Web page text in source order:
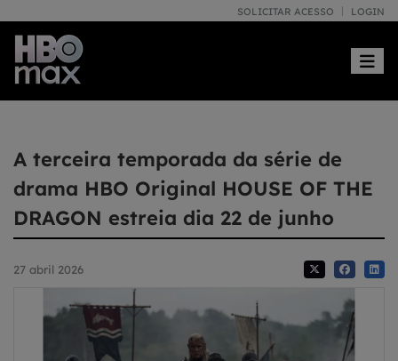
SOLICITAR ACESSO LOGIN
A terceira temporada da série de
drama HBO Original HOUSE OF THE
DRAGON estreia dia 22 de junho
27 abril 2026